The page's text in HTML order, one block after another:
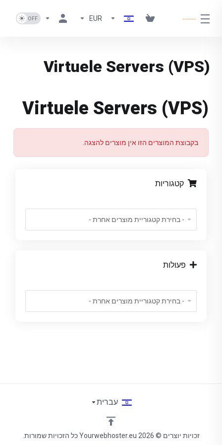
EUR
Virtuele Servers (VPS)
Virtuele Servers (VPS)
בקבוצת המוצרים הזו אין מוצרים להצגה.
קטגוריות
פעולות
זכויות יוצרים © 2026 Yourwebhoster.eu כל הזכויות שמורות.
עברית